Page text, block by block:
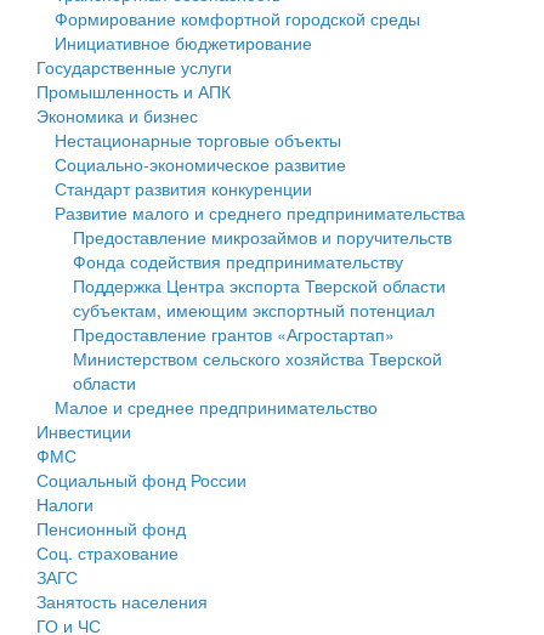
Государственные услуги
Промышленность и АПК
Экономика и бизнес
Символика
Устав
Гостям округа
Туризм
Культура
Образование
Здравоохранение
Социальная защита
Фотоальбом
муниципального округа Тверской области
Администрация Кашинского муниципального округа
Тверской области
Управление сельскими территориями
Открытые данные
Работа с обращениями граждан
Муниципальный контроль
Муниципальные услуги
Проекты административных регламентов
Антимонопольный комплаенс
Противодействие коррупции
Финансовое управление
Бюджет для граждан
Имущество
Выявление правообладателей ранее учтенных
объектов недвижимости
Имущественная поддержка субъектов малого и
среднего предпринимательства
Информационная поддержка субъектов малого и
среднего предпринимательства
Муниципальные программы
Контрольно-счетная палата
Персональные данные
Оценка регулирующего воздействия
Формирование комфортной городской среды
Инициативное бюджетирование
Государственные услуги
Промышленность и АПК
Экономика и бизнес
Нестационарные торговые объекты
Социально-экономическое развитие
Стандарт развития конкуренции
Развитие малого и среднего предпринимательства
Предоставление микрозаймов и поручительств
Фонда содействия предпринимательству
Поддержка Центра экспорта Тверской области
субъектам, имеющим экспортный потенциал
Предоставление грантов «Агростартап»
Министерством сельского хозяйства Тверской
области
Малое и среднее предпринимательство
Инвестиции
ФМС
Социальный фонд России
Налоги
Пенсионный фонд
Соц. страхование
ЗАГС
Занятость населения
ГО и ЧС